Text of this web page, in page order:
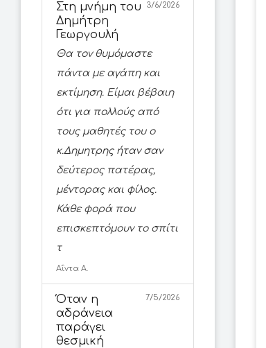
Στη μνήμη του
Δημήτρη
Γεωργουλή
3/6/2026
Θα τον θυμόμαστε
πάντα με αγάπη και
εκτίμηση. Είμαι βέβαιη
ότι για πολλούς από
τους μαθητές του ο
κ.Δημητρης ήταν σαν
δεύτερος πατέρας,
μέντορας και φίλος.
Κάθε φορά που
επισκεπτόμουν το σπίτι
τ
Αΐντα Α.
Όταν η
αδράνεια
παράγει
θεσμική
7/5/2026